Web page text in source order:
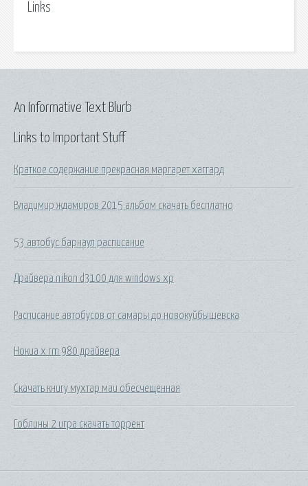
Links
Links to Important Stuff
Краткое содержание прекрасная маргарет хаггард
Владимир ждамиров 2015 альбом скачать бесплатно
53 автобус барнаул расписание
Драйвера nikon d3100 для windows xp
Расписание автобусов от самары до новокуйбышевска
Нокиа x rm 980 драйвера
Скачать книгу мухтар маи обесчещенная
Гоблины 2 игра скачать торрент
An Informative Text Blurb